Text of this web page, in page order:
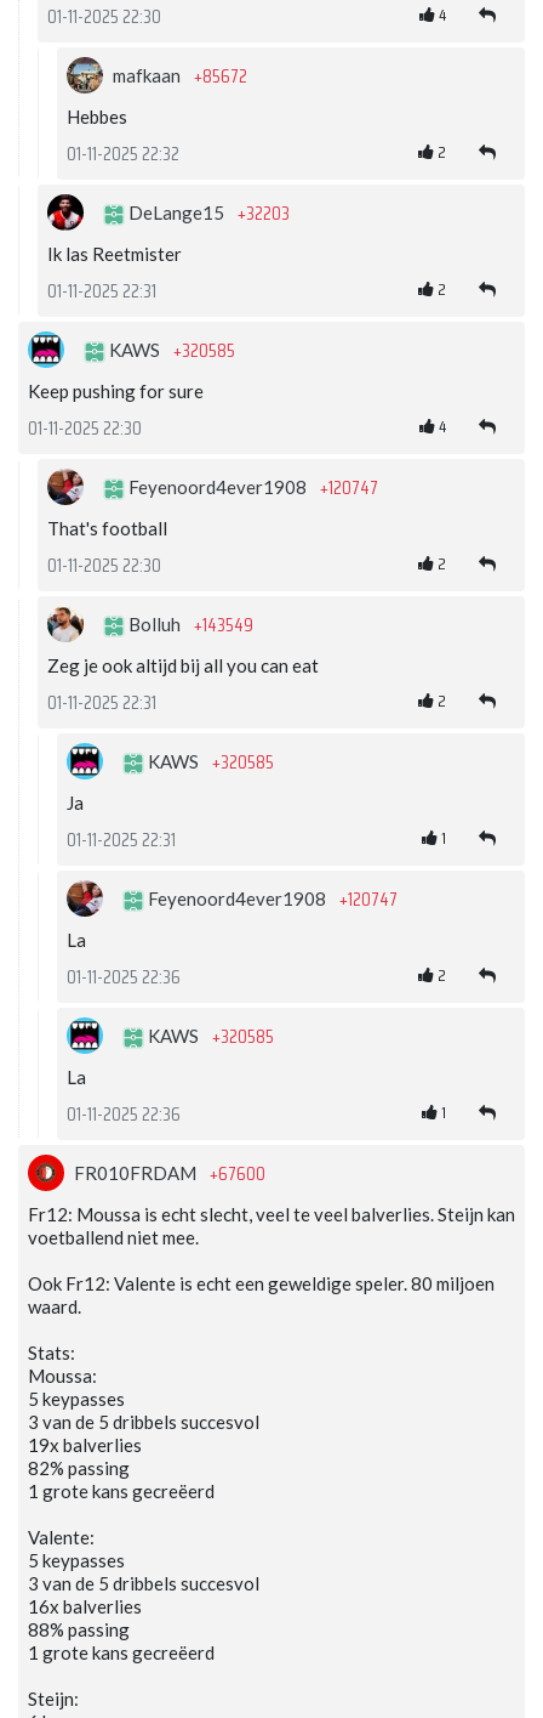
01-11-2025 22:30 4
mafkaan +85672
Hebbes
01-11-2025 22:32 2
DeLange15 +32203
Ik las Reetmister
01-11-2025 22:31 2
KAWS +320585
Keep pushing for sure
01-11-2025 22:30 4
Feyenoord4ever1908 +120747
That's football
01-11-2025 22:30 2
Bolluh +143549
Zeg je ook altijd bij all you can eat
01-11-2025 22:31 2
KAWS +320585
Ja
01-11-2025 22:31 1
Feyenoord4ever1908 +120747
La
01-11-2025 22:36 2
KAWS +320585
La
01-11-2025 22:36 1
FR010FRDAM +67600
Fr12: Moussa is echt slecht, veel te veel balverlies. Steijn kan
voetballend niet mee.
Ook Fr12: Valente is echt een geweldige speler. 80 miljoen
waard.
Stats:
Moussa:
5 keypasses
3 van de 5 dribbels succesvol
19x balverlies
82% passing
1 grote kans gecreëerd
Valente:
5 keypasses
3 van de 5 dribbels succesvol
16x balverlies
88% passing
1 grote kans gecreëerd
Steijn: